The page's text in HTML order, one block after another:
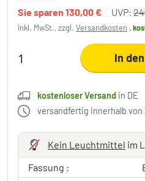
Sie sparen 130,00 € UVP:
inkl. MwSt., zzgl. Versandkosten ,
In
kostenloser Versand in DE
versandfertig innerhalb von
Kein Leuchtmittel im
Fassung :